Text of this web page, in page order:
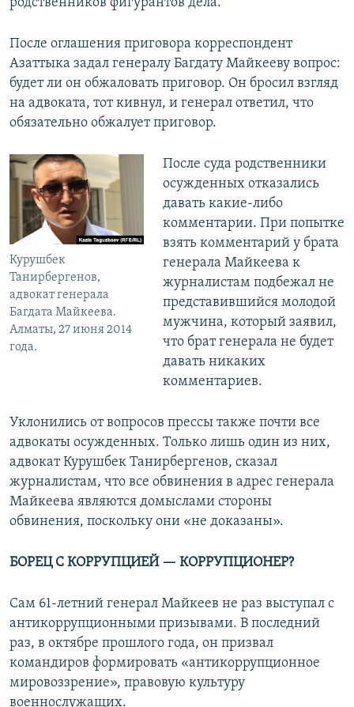
родственников фигурантов дела.
После оглашения приговора корреспондент
Азаттыка задал генералу Багдату Майкееву вопрос:
будет ли он обжаловать приговор. Он бросил взгляд
на адвоката, тот кивнул, и генерал ответил, что
обязательно обжалует приговор.
Курушбек
Танирбергенов,
адвокат генерала
Багдата Майкеева.
Алматы, 27 июня 2014
года.
После суда родственники
осужденных отказались
давать какие-либо
комментарии. При попытке
взять комментарий у брата
генерала Майкеева к
журналистам подбежал не
представившийся молодой
мужчина, который заявил,
что брат генерала не будет
давать никаких
комментариев.
Уклонились от вопросов прессы также почти все
адвокаты осужденных. Только лишь один из них,
адвокат Курушбек Танирбергенов, сказал
журналистам, что все обвинения в адрес генерала
Майкеева являются домыслами стороны
обвинения, поскольку они «не доказаны».
БОРЕЦ С КОРРУПЦИЕЙ — КОРРУПЦИОНЕР?
Сам 61-летний генерал Майкеев не раз выступал с
антикоррупционными призывами. В последний
раз, в октябре прошлого года, он призвал
командиров формировать «антикоррупционное
мировоззрение», правовую культуру
военнослужащих.